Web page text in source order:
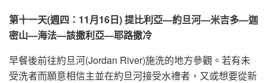
第十一天(週四：11月16日) 提比利亞—約旦河—米吉多—迦
密山—海法—該撒利亞—耶路撒冷
早餐後前往約旦河(Jordan River)施洗的地方參觀。若有未
受洗者而願意相信主並在約旦河接受水禮者，又或想要從新